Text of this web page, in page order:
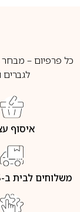
כל פרפיום –
לגברים
איסוף
משלוחים לבית ב-5 ימי עסקים